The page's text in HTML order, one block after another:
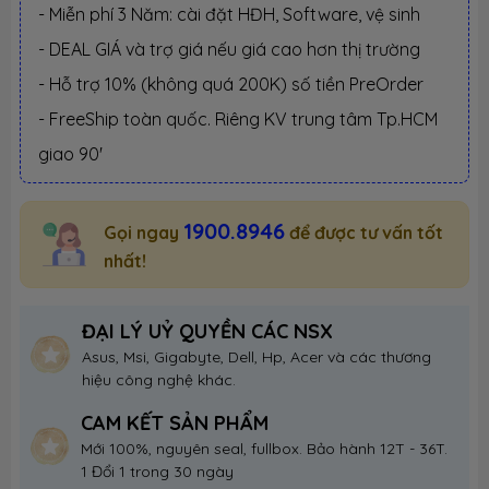
- Miễn phí 3 Năm: cài đặt HĐH, Software, vệ sinh
- DEAL GIÁ và trợ giá nếu giá cao hơn thị trường
- Hỗ trợ 10% (không quá 200K) số tiền PreOrder
- FreeShip toàn quốc. Riêng KV trung tâm Tp.HCM
giao 90'
Gọi ngay 1900.8946 để được tư vấn tốt
nhất!
ĐẠI LÝ UỶ QUYỀN CÁC NSX
Asus, Msi, Gigabyte, Dell, Hp, Acer và các thương
hiệu công nghệ khác.
CAM KẾT SẢN PHẨM
Mới 100%, nguyên seal, fullbox. Bảo hành 12T - 36T.
1 Đổi 1 trong 30 ngày